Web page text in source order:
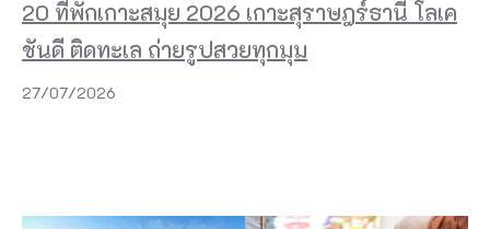
20 ที่พักเกาะสมุย 2026 เกาะสุราษฎร์ธานี โลเค
ชันดี ติดทะเล ถ่ายรูปสวยทุกมุม
27/07/2026